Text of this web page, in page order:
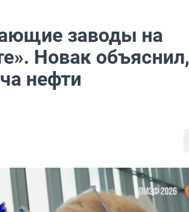
заводы на
Новак объяснил,
нефти